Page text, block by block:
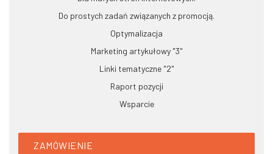
Do prostych zadań związanych z promocją.
Optymalizacja
Marketing artykułowy "3"
Linki tematyczne "2"
Raport pozycji
Wsparcie
ZAMÓWIENIE